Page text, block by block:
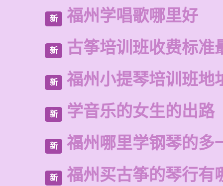
新 福州学唱歌哪里好
新 古筝培训班收费标准
新 福州小提琴培训班地
新 学音乐的女生的出路
新 福州哪里学钢琴的多
新 福州买古筝的琴行有